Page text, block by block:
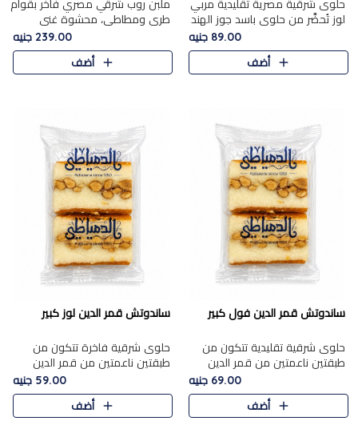
حلوى شرقية مصرية تقليدية مربي
لوز تُحضَّر من حلوى باسد جوز الهند
بقوام طري ومذاق غني، وتُزين
وتغطاه بقطع اللوز الفاخر التي
تضيف لمسة مميزة م..
89.00 جنيه
أضف
ملبن روب شرقي مصري فاخر بقوام
طري ومطاطي، محشوة غني
بسخاء بقطع عين الجمل واللوز
الفاخر التي تضيف قرمشة مميزة
ومرضية ونكهة ناتي غنية في كل
239.00 جنيه
أضف
ساندوتش قمر الدين فول كبير
حلوى شرقية تقليدية تتكون من
طبقتين ناعمتين من قمر الدين
الفاخر، تتوسطهما حشوة غنية من
الفول السوداني المحمص، لتجمع
بين حلاوة المشمش الطبيعية..
69.00 جنيه
أضف
ساندوتش قمر الدين لوز كبير
حلوى شرقية فاخرة تتكون من
طبقتين ناعمتين من قمر الدين
الفاخر، تتوسطهما حشوة غنية من
اللوز المحمص لتمنح مزيجًا متوازنًا
من النعومة والقرمشة. ..
59.00 جنيه
أضف